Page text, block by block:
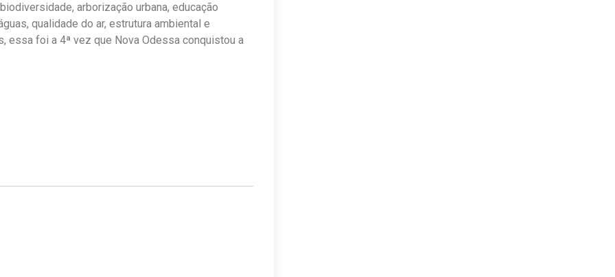
arborização urbana, educação
qualidade do ar, estrutura ambiental e
essa foi a 4ª vez que Nova Odessa conquistou a